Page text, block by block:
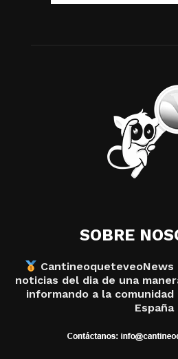
SOBRE
CantineoqueteveoNews
noticias del dia de una
informando a la
España